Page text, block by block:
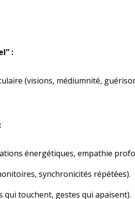
:
(visions, médiumnité,
énergétiques, empathie
synchronicités répétées).
qui touchent, gestes qui apaisent).